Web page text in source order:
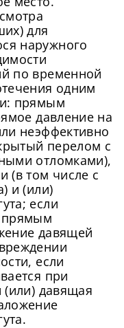
для
наружного
по временной
одним
прямым
давление на
неэффективно
перелом с
отломками),
(в том числе с
и (или)
если
прямым
давящей
если
при
давящая